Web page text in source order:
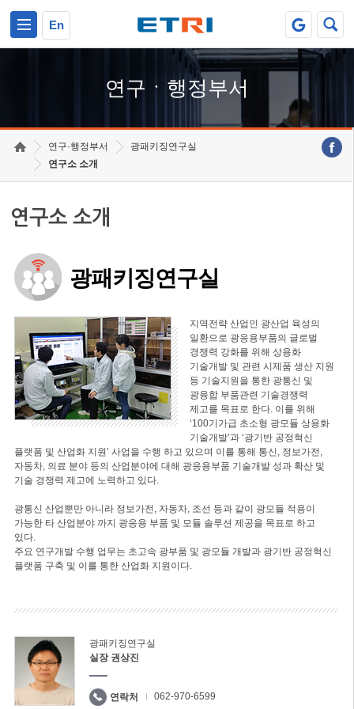
En
연구ㆍ행정부서
연구·행정부서
광패키징연구실
연구소 소개
연구소 소개
광패키징연구실
지역전략 산업인 광산업 육성의
일환으로 광응용부품의 글로벌
경쟁력 강화를 위해 상용화
기술개발 및 관련 시제품 생산 지원
등 기술지원을 통한 광통신 및
광융합 부품관련 기술경쟁력
제고를 목표로 한다. 이를 위해
‘100기가급 초소형 광모듈 상용화
기술개발’과 ‘광기반 공정혁신
플랫폼 및 산업화 지원’ 사업을 수행 하고 있으며 이를 통해 통신, 정보가전,
자동차, 의료 분야 등의 산업분야에 대해 광응용부품 기술개발 성과 확산 및
기술 경쟁력 제고에 노력하고 있다.
광통신 산업뿐만 아니라 정보가전, 자동차, 조선 등과 같이 광모듈 적용이
가능한 타 산업분야 까지 광응용 부품 및 모듈 솔루션 제공을 목표로 하고
있다.
주요 연구개발 수행 업무는 초고속 광부품 및 광모듈 개발과 광기반 공정혁신
플랫폼 구축 및 이를 통한 산업화 지원이다.
광패키징연구실
실장 권상진
연락처 062-970-6599